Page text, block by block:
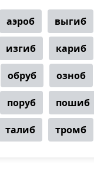
аэроб выгиб
изгиб кариб
обруб озноб
поруб пошиб
талиб тромб